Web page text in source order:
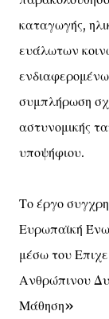
καταγωγής,
ευάλωτων
συμπλήρωση
αστυνομικής
υποψήφιου.
Το έργο
Ευρωπαϊκή
μέσω του
Ανθρώπινου
Μάθηση»